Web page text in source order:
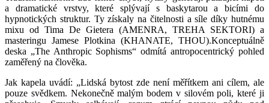
a dramatické vrstvy, které splývají s baskytarou a bicími do
hypnotických struktur. Ty získaly na čitelnosti a síle díky hutnému
mixu od Tima De Gietera (AMENRA, TREHA SEKTORI) a
masteringu Jamese Plotkina (KHANATE, THOU).Konceptuálně
deska „The Anthropic Sophisms“ odmítá antropocentrický pohled
zaměřený na člověka.
Jak kapela uvádí: „Lidská bytost zde není měřítkem ani cílem, ale
pouze svědkem. Nekonečně malým bodem v silovém poli, které ji